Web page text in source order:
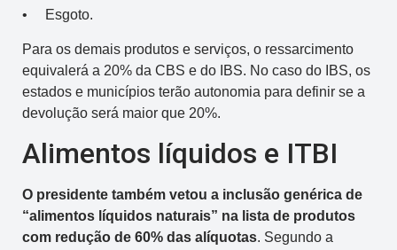
• Esgoto.
Para os demais produtos e serviços, o ressarcimento
equivalerá a 20% da CBS e do IBS. No caso do IBS, os
estados e municípios terão autonomia para definir se a
devolução será maior que 20%.
Alimentos líquidos e ITBI
O presidente também vetou a inclusão genérica de
“alimentos líquidos naturais” na lista de produtos
com redução de 60% das alíquotas. Segundo a